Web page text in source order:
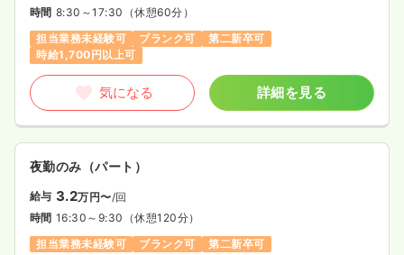
時間 8:30～17:30 （休憩60分）
担当業務未経験可
ブランク可
第二新卒可
時給1,700円以上可
気になる 詳細を見る
夜勤のみ（パート）
給与 3.2万円〜/回
時間 16:30～9:30 （休憩120分）
担当業務未経験可
ブランク可 第二新卒可